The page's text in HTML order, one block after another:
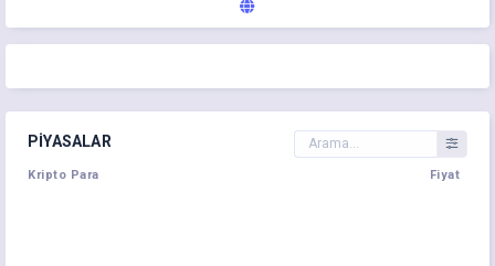
PIYASALAR
Kripto Para Fiyat